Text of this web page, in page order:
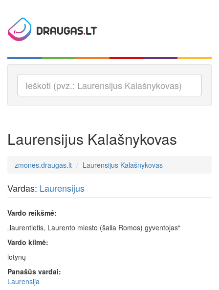
Laurensijus Kalašnykovas
zmones.draugas.lt Laurensijus Kalašnykovas
Vardas: Laurensijus
Vardo reikšmė:
„laurentietis, Laurento miesto (šalia Romos) gyventojas“
Vardo kilmė:
lotynų
Panašūs vardai:
Laurensija